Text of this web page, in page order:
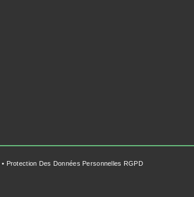
• Protection Des Données Personnelles RGPD